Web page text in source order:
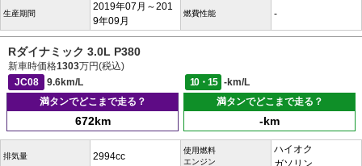
生産期間
2019年07月～201
9年09月
燃費性能 -
Rダイナミック 3.0L P380
新車時価格1303万円(税込)
JC08
9.6km/L 10・15
-km/L
満タンでどこまで走る？
672km
満タンでどこまで走る？
-km
排気量 2994cc
使用燃料
エンジン
ハイオク